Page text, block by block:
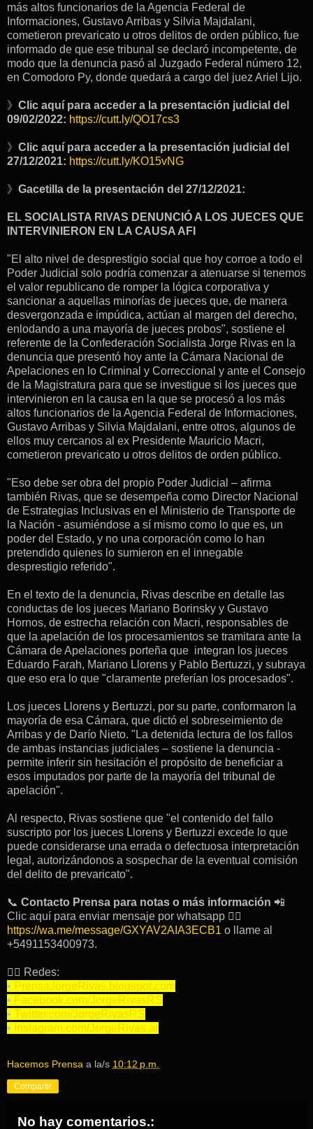
más altos funcionarios de la Agencia Federal de
Informaciones, Gustavo Arribas y Silvia Majdalani,
cometieron prevaricato u otros delitos de orden público, fue
informado de que ese tribunal se declaró incompetente, de
modo que la denuncia pasó al Juzgado Federal número 12,
en Comodoro Py, donde quedará a cargo del juez Ariel Lijo.
》 Clic aquí para acceder a la presentación judicial del
09/02/2022: https://cutt.ly/QO17cs3
》 Clic aquí para acceder a la presentación judicial del
27/12/2021: https://cutt.ly/KO15vNG
》 Gacetilla de la presentación del 27/12/2021:
EL SOCIALISTA RIVAS DENUNCIÓ A LOS JUECES QUE
INTERVINIERON EN LA CAUSA AFI
"El alto nivel de desprestigio social que hoy corroe a todo el
Poder Judicial solo podría comenzar a atenuarse si tenemos
el valor republicano de romper la lógica corporativa y
sancionar a aquellas minorías de jueces que, de manera
desvergonzada e impúdica, actúan al margen del derecho,
enlodando a una mayoría de jueces probos", sostiene el
referente de la Confederación Socialista Jorge Rivas en la
denuncia que presentó hoy ante la Cámara Nacional de
Apelaciones en lo Criminal y Correccional y ante el Consejo
de la Magistratura para que se investigue si los jueces que
intervinieron en la causa en la que se procesó a los más
altos funcionarios de la Agencia Federal de Informaciones,
Gustavo Arribas y Silvia Majdalani, entre otros, algunos de
ellos muy cercanos al ex Presidente Mauricio Macri,
cometieron prevaricato u otros delitos de orden público.
"Eso debe ser obra del propio Poder Judicial – afirma
también Rivas, que se desempeña como Director Nacional
de Estrategias Inclusivas en el Ministerio de Transporte de
la Nación - asumiéndose a sí mismo como lo que es, un
poder del Estado, y no una corporación como lo han
pretendido quienes lo sumieron en el innegable
desprestigio referido".
En el texto de la denuncia, Rivas describe en detalle las
conductas de los jueces Mariano Borinsky y Gustavo
Hornos, de estrecha relación con Macri, responsables de
que la apelación de los procesamientos se tramitara ante la
Cámara de Apelaciones porteña que integran los jueces
Eduardo Farah, Mariano Llorens y Pablo Bertuzzi, y subraya
que eso era lo que "claramente preferían los procesados".
Los jueces Llorens y Bertuzzi, por su parte, conformaron la
mayoría de esa Cámara, que dictó el sobreseimiento de
Arribas y de Darío Nieto. "La detenida lectura de los fallos
de ambas instancias judiciales – sostiene la denuncia -
permite inferir sin hesitación el propósito de beneficiar a
esos imputados por parte de la mayoría del tribunal de
apelación".
Al respecto, Rivas sostiene que "el contenido del fallo
suscripto por los jueces Llorens y Bertuzzi excede lo que
puede considerarse una errada o defectuosa interpretación
legal, autorizándonos a sospechar de la eventual comisión
del delito de prevaricato".
📞 Contacto Prensa para notas o más información 📲
Clic aquí para enviar mensaje por whatsapp 👉🏽
https://wa.me/message/GXYAV2AIA3ECB1 o llame al
+5491153400973.
👉🏽 Redes:
▪︎ PrensaJorgeRivas.blogspot.com
▪︎ Facebook.com/JorgeRivasRS
▪︎ Twitter.com/JorgeRivasRS
▪︎ Instagram.com/JorgeRivas.ar
Hacemos Prensa a la/s 10:12 p.m.
Compartir
No hay comentarios.: